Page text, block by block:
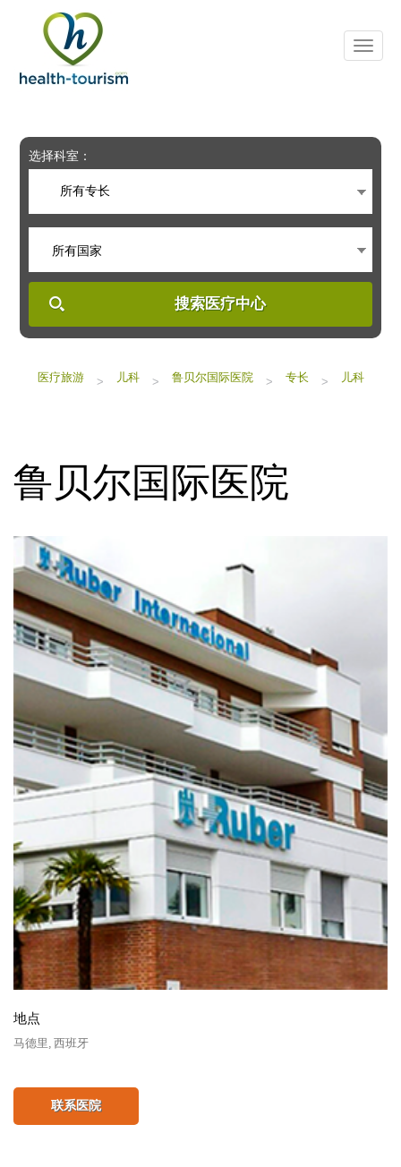
includes
system.
选择科室：
所有专长
所有国家
搜索医疗中心
医疗旅游 > 儿科 > 鲁贝尔国际医院 > 专长 > 儿科
鲁贝尔国际医院
地点
马德里, 西班牙
联系医院